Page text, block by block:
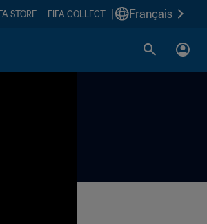
STORE FIFA COLLECT Français